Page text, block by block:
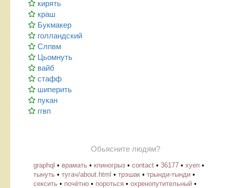
кирять
краш
Букмакер
голландский
Слпвм
Цьомнуть
вайб
стафф
шиперить
пукан
ггвп
Обьясните людям?
graphql • врамать • кпиногрыз • contact • 36177 • хуеп •
тынуть • тугач/about.html • трэшак • трынди-тынди •
сексить • почётно • пороться • охренопутительный •